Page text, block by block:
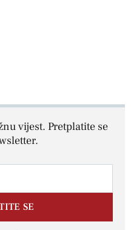
vijest. Pretplatite se
SE